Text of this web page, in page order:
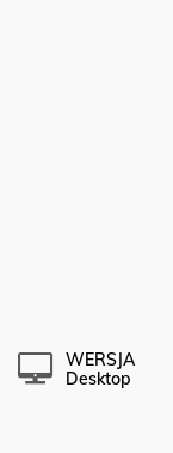
WERSJA
Desktop